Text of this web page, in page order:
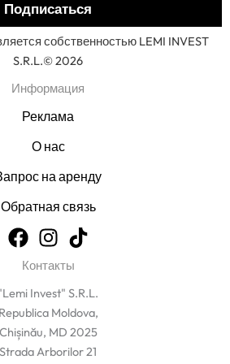
собственностью LEMI INVEST
S.R.L.© 2026
Информация
Реклама
О нас
на аренду
Обратная связь
Контакты
Invest" S.R.L.
Republica Moldova,
Chișinău, MD 2025
Strada Arborilor 21